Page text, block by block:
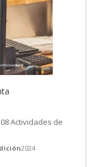
Actividades de
2024